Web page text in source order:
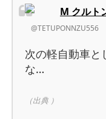
M クルト
@TETUPONNZU556
次の軽自動車と
な…
（出典 ）